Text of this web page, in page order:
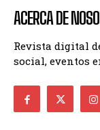
ACERCA DE
Revista digital
social, eventos